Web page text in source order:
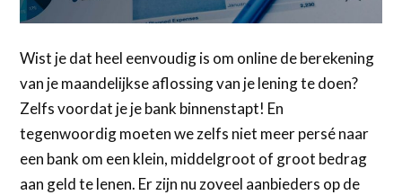
Wist je dat heel eenvoudig is om online de berekening
van je maandelijkse aflossing van je lening te doen?
Zelfs voordat je je bank binnenstapt! En
tegenwoordig moeten we zelfs niet meer persé naar
een bank om een klein, middelgroot of groot bedrag
aan geld te lenen. Er zijn nu zoveel aanbieders op de